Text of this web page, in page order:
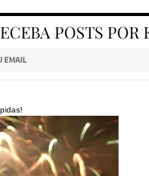
POSTS POR